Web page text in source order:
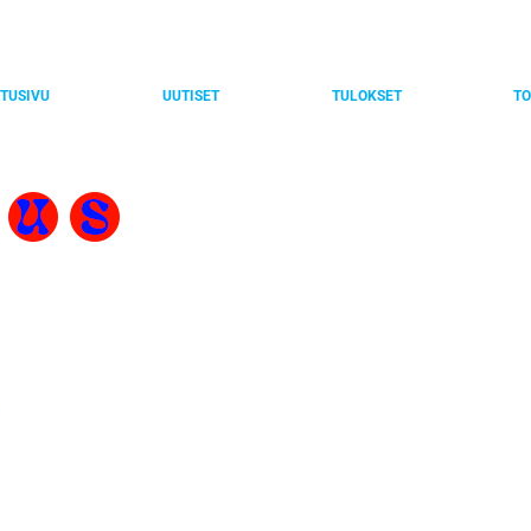
UUTISET TULOKSET